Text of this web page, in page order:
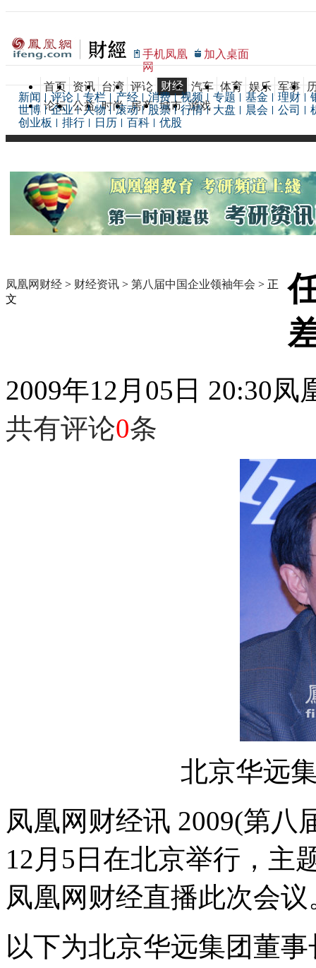
手机凤凰
网
加入桌面
首页 资讯 台湾 评论 财经 汽车 体育 娱乐 军事
论坛 公益 时尚 房产 城市 游戏
新闻 评论 专栏 产经 消费 视频 专题 基金 理财
世博
企业 人物 滚动 股票 行情 大盘 晨会 公司
创业板
排行 日历 百科 优股
凤凰网财经 > 财经资讯 > 第八届中国企业领袖年会 > 正
文
2009年12月05日 20:30凤
共有评论0条
北京华远
凤凰网财经讯 2009(第八
12月5日在北京举行，主
凤凰网财经直播此次会议
以下为北京华远集团董